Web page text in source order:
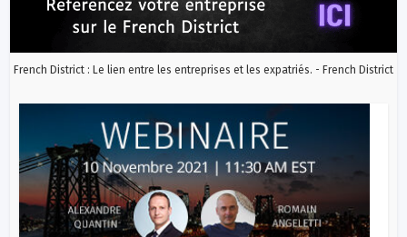
French District : Le lien entre les entreprises et les expatriés. - French District